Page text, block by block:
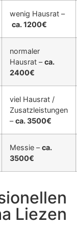
wenig Hausrat –
ca. 1200€
normaler
Hausrat –ca.
2400€
viel Hausrat /
Zusatzleistungen
–ca. 3500€
Messie –ca.
3500€
Liezen